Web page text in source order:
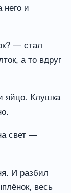
него и
— стал
а то вдруг
яйцо. Клушка
свет —
И разбил
весь